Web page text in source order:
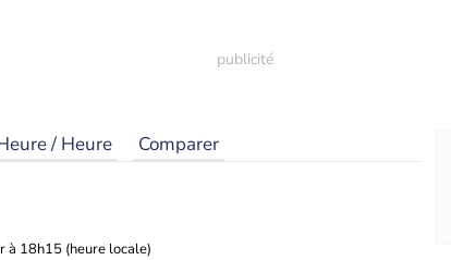
/ Heure Comparer
à 18h15 (heure locale)